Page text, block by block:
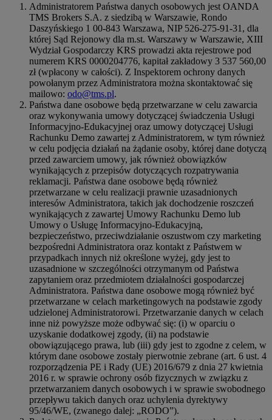
Administratorem Państwa danych osobowych jest OANDA
TMS Brokers S.A. z siedzibą w Warszawie, Rondo
Daszyńskiego 1 00-843 Warszawa, NIP 526-275-91-31, dla
której Sąd Rejonowy dla m.st. Warszawy w Warszawie, XIII
Wydział Gospodarczy KRS prowadzi akta rejestrowe pod
numerem KRS 0000204776, kapitał zakładowy 3 537 560,00
zł (wpłacony w całości). Z Inspektorem ochrony danych
powołanym przez Administratora można skontaktować się
mailowo: odo@tms.pl.
Państwa dane osobowe będą przetwarzane w celu zawarcia
oraz wykonywania umowy dotyczącej świadczenia Usługi
Informacyjno-Edukacyjnej oraz umowy dotyczącej Usługi
Rachunku Demo zawartej z Administratorem, w tym również
w celu podjęcia działań na żądanie osoby, której dane dotyczą
przed zawarciem umowy, jak również obowiązków
wynikających z przepisów dotyczących rozpatrywania
reklamacji. Państwa dane osobowe będą również
przetwarzane w celu realizacji prawnie uzasadnionych
interesów Administratora, takich jak dochodzenie roszczeń
wynikających z zawartej Umowy Rachunku Demo lub
Umowy o Usługę Informacyjno-Edukacyjną,
bezpieczeństwo, przeciwdziałanie oszustwom czy marketing
bezpośredni Administratora oraz kontakt z Państwem w
przypadkach innych niż określone wyżej, gdy jest to
uzasadnione w szczególności otrzymanym od Państwa
zapytaniem oraz przedmiotem działalności gospodarczej
Administratora. Państwa dane osobowe mogą również być
przetwarzane w celach marketingowych na podstawie zgody
udzielonej Administratorowi. Przetwarzanie danych w celach
inne niż powyższe może odbywać się: (i) w oparciu o
uzyskanie dodatkowej zgody, (ii) na podstawie
obowiązującego prawa, lub (iii) gdy jest to zgodne z celem, w
którym dane osobowe zostały pierwotnie zebrane (art. 6 ust. 4
rozporządzenia PE i Rady (UE) 2016/679 z dnia 27 kwietnia
2016 r. w sprawie ochrony osób fizycznych w związku z
przetwarzaniem danych osobowych i w sprawie swobodnego
przepływu takich danych oraz uchylenia dyrektywy
95/46/WE, (zwanego dalej: „RODO”).